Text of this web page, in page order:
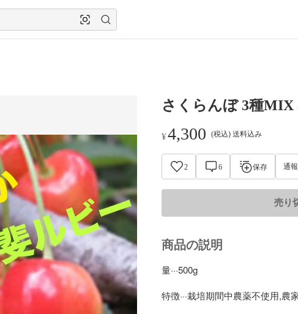
さくらんぼ 3種MIX
¥4,300 (税込) 送料込み
2 6 保存 通報
売り
商品の説明
量···500g
特徴···栽培期間中農薬不使用,農